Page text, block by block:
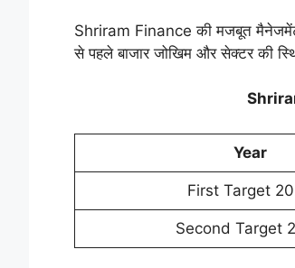
Shriram Finance की मजबूत मैनेजमेंट
से पहले बाजार जोखिम और सेक्टर की
Year
First Target
Second Target